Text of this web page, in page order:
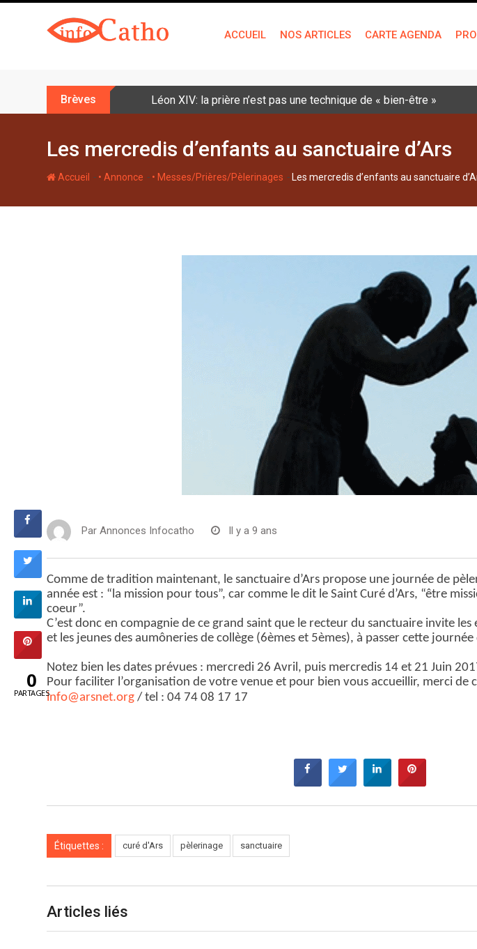
t
ACCUEIL NOS ARTICLES CARTE AGENDA
Brèves Léon XIV: la prière n’est pas une technique de « bien-être »
Les mercredis d’enfants au sanctuaire d’Ars
Accueil - • Annonce - • Messes/Prières/Pèlerinages - Les mercredis d’enfants au sanctuaire
Par Annonces Infocatho Il y a 9 ans
Comme de tradition maintenant, le sanctuaire d’Ars propose une journée de
année est : “la mission pour tous”, car comme le dit le Saint Curé d’Ars, “être
coeur”.
C’est donc en compagnie de ce grand saint que le recteur du sanctuaire invite
et les jeunes des aumôneries de collège (6èmes et 5èmes), à passer cette journée
Notez bien les dates prévues : mercredi 26 Avril, puis mercredis 14 et 21 Juin
Pour faciliter l’organisation de votre venue et pour bien vous accueillir, merci de
info@arsnet.org / tel : 04 74 08 17 17
Étiquettes : curé d'Ars pèlerinage sanctuaire
Articles liés
0
PARTAGES